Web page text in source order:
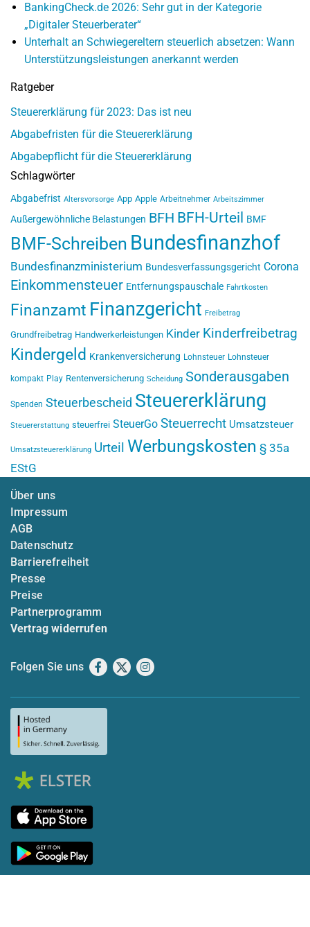
BankingCheck.de 2026: Sehr gut in der Kategorie
„Digitaler Steuerberater“
Unterhalt an Schwiegereltern steuerlich absetzen: Wann
Unterstützungsleistungen anerkannt werden
Ratgeber
Steuererklärung für 2023: Das ist neu
Abgabefristen für die Steuererklärung
Abgabepflicht für die Steuererklärung
Schlagwörter
Abgabefrist Altersvorsorge App Apple Arbeitnehmer Arbeitszimmer
Außergewöhnliche Belastungen BFH BFH-Urteil BMF
BMF-Schreiben Bundesfinanzhof
Bundesfinanzministerium Bundesverfassungsgericht Corona
Einkommensteuer Entfernungspauschale Fahrtkosten
Finanzamt Finanzgericht Freibetrag
Grundfreibetrag Handwerkerleistungen Kinder Kinderfreibetrag
Kindergeld Krankenversicherung Lohnsteuer Lohnsteuer
kompakt Play Rentenversicherung Scheidung Sonderausgaben
Spenden Steuerbescheid Steuererklärung
Steuererstattung steuerfrei SteuerGo Steuerrecht Umsatzsteuer
Umsatzsteuererklärung Urteil Werbungskosten § 35a
EStG
Über uns
Impressum
AGB
Datenschutz
Barrierefreiheit
Presse
Preise
Partnerprogramm
Vertrag widerrufen
Folgen Sie uns Facebook
X Instagram